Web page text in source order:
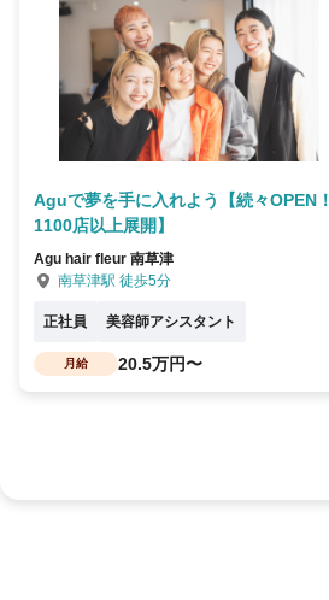
Aguで夢を手に入れよう【続々OPEN！
1100店以上展開】
Agu hair fleur 南草津
南草津駅 徒歩5分
正社員 美容師アシスタント
月給 20.5万円〜